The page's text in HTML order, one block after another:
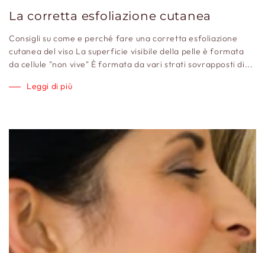
La corretta esfoliazione cutanea
Consigli su come e perché fare una corretta esfoliazione
cutanea del viso La superficie visibile della pelle è formata
da cellule "non vive" È formata da vari strati sovrapposti di...
Leggi di più